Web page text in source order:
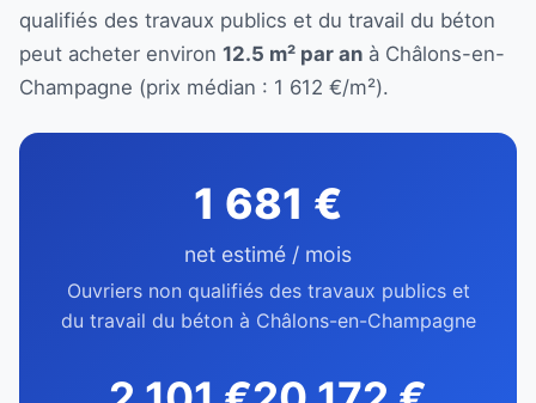
qualifiés des travaux publics et du travail du béton
peut acheter environ 12.5 m² par an à Châlons-en-
Champagne (prix médian : 1 612 €/m²).
1 681 €
net estimé / mois
Ouvriers non qualifiés des travaux publics et
du travail du béton à Châlons-en-Champagne